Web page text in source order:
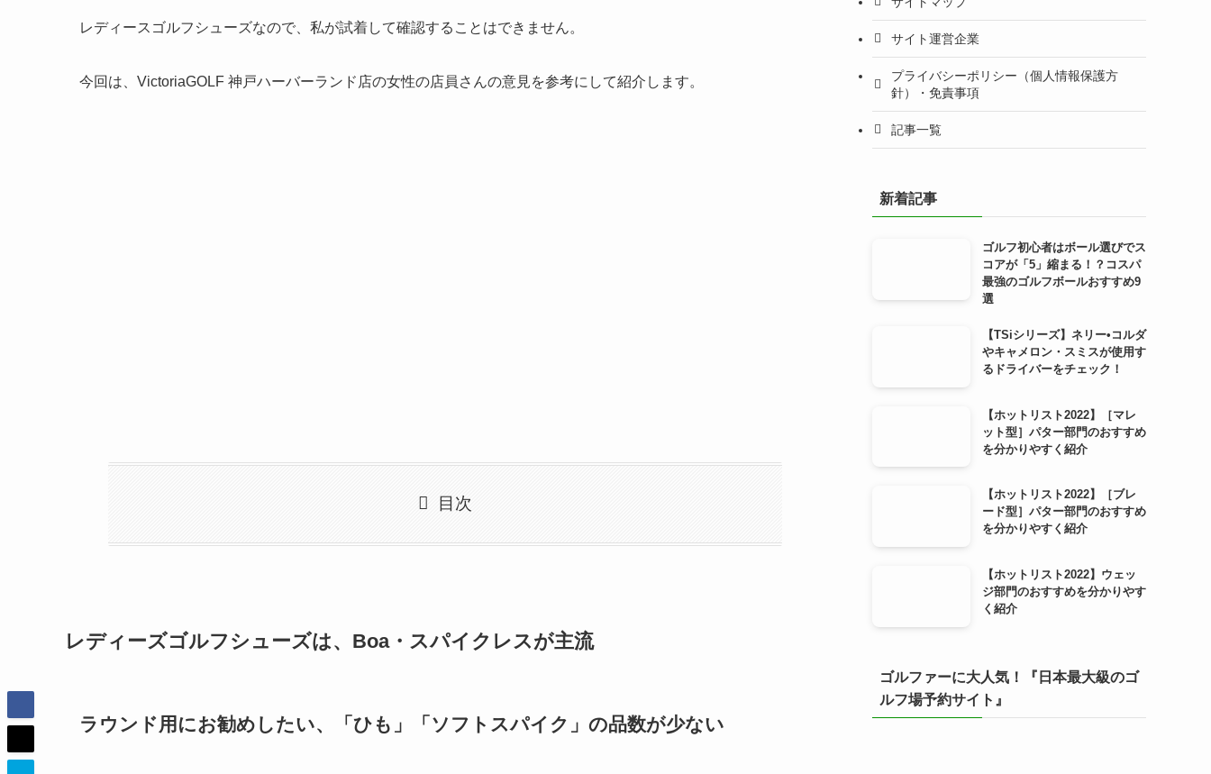
レディースゴルフシューズなので、私が試着して確認することはできません。
今回は、VictoriaGOLF 神戸ハーバーランド店の女性の店員さんの意見を参考にして紹介します。
目次
レディーズゴルフシューズは、Boa・スパイクレスが主流
ラウンド用にお勧めしたい、「ひも」「ソフトスパイク」の品数が少ない
サイト運営企業
プライバシーポリシー（個人情報保護方
針）・免責事項
記事一覧
新着記事
ゴルフ初心者はボール選びでス
コアが「5」縮まる！？コスパ
最強のゴルフボールおすすめ9
選
【TSiシリーズ】ネリー•コルダ
やキャメロン・スミスが使用す
るドライバーをチェック！
【ホットリスト2022】［マレ
ット型］パター部門のおすすめ
を分かりやすく紹介
【ホットリスト2022】［ブレ
ード型］パター部門のおすすめ
を分かりやすく紹介
【ホットリスト2022】ウェッ
ジ部門のおすすめを分かりやす
く紹介
ゴルファーに大人気！『日本最大級のゴ
ルフ場予約サイト』